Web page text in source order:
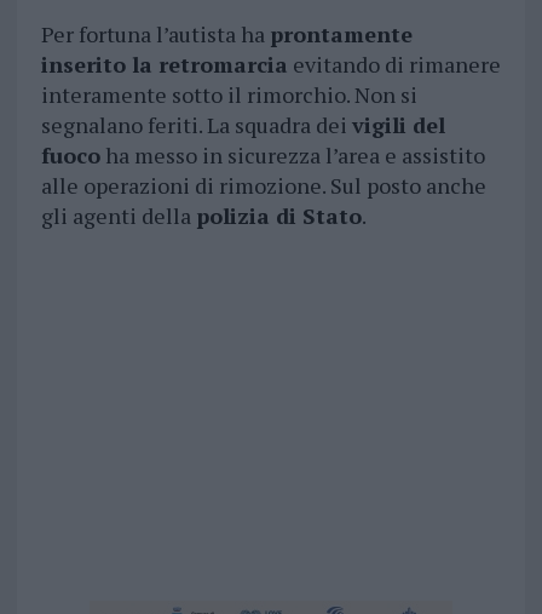
Per fortuna l’autista ha prontamente
inserito la retromarcia evitando di rimanere
interamente sotto il rimorchio. Non si
segnalano feriti. La squadra dei vigili del
fuocoha messo in sicurezza l’area e assistito
alle operazioni di rimozione. Sul posto anche
gli agenti della polizia di Stato.